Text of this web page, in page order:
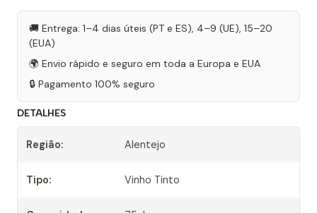
🚚 Entrega: 1–4 dias úteis (PT e ES), 4–9 (UE), 15–20
(EUA)
🌍 Envio rápido e seguro em toda a Europa e EUA
🔒 Pagamento 100% seguro
DETALHES
Região: Alentejo
Tipo: Vinho Tinto